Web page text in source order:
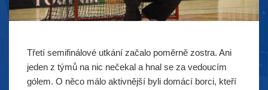
Třetí semifinálové utkání začalo poměrně zostra. Ani
jeden z týmů na nic nečekal a hnal se za vedoucím
gólem. O něco málo aktivnější byli domácí borci, kteří